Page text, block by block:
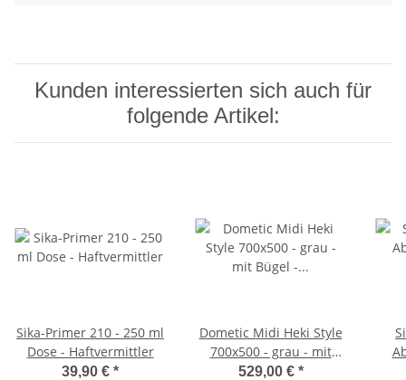
Kunden interessierten sich auch für
folgende Artikel:
Sika-Primer 210 - 250 ml
Dose - Haftvermittler
39,90 € *
Dometic Midi Heki Style
700x500 - grau - mit
Bügel - ohne
529,00 € *